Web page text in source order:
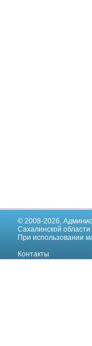
© 2008-2026,
Сахалинской области
При использовании
Контакты